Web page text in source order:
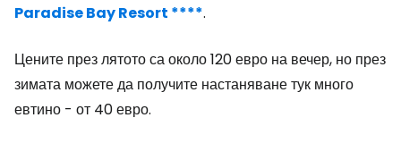
Paradise Bay Resort ****.
Цените през лятото са около 120 евро на вечер, но през
зимата можете да получите настаняване тук много
евтино - от 40 евро.